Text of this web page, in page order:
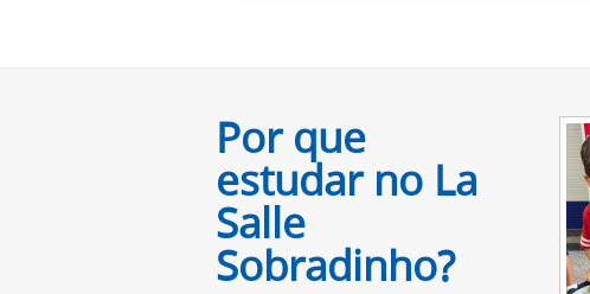
Por que
estudar no La
Salle
Sobradinho?